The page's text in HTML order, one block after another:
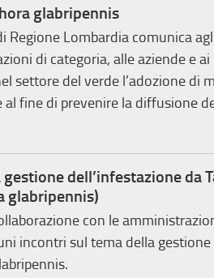
glabripennis
Regione Lombardia comunica
di categoria, alle aziende e ai
settore del verde l’adozione di
fine di prevenire la diffusione
dell’infestazione da
glabripennis)
con le
incontri sul tema della gestione